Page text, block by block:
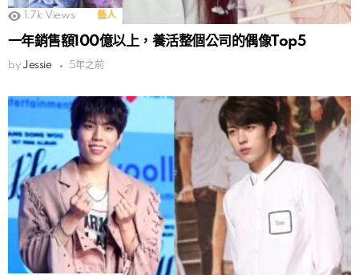
1.7k Views 藝人
一年銷售額100億以上，養活整個公司的偶像Top5
by Jessie 5年之前